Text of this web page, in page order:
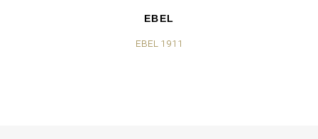
EBEL
EBEL 1911